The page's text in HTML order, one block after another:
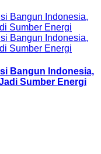
Bangun Indonesia,
Sumber Energi